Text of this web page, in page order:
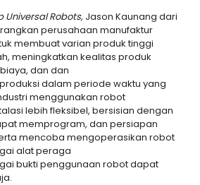
Universal Robots, Jason Kaunang dari
perusahaan manufaktur
membuat varian produk tinggi
meningkatkan kealitas produk
dan dan
dalam periode waktu yang
menggunakan robot
lebih fleksibel, bersisian dengan
memprogram, dan persiapan
mencoba mengoperasikan robot
alat peraga
bukti penggunaan robot dapat